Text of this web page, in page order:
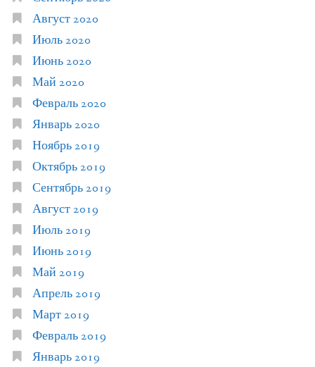
Август 2020
Июль 2020
Июнь 2020
Май 2020
Февраль 2020
Январь 2020
Ноябрь 2019
Октябрь 2019
Сентябрь 2019
Август 2019
Июль 2019
Июнь 2019
Май 2019
Апрель 2019
Март 2019
Февраль 2019
Январь 2019